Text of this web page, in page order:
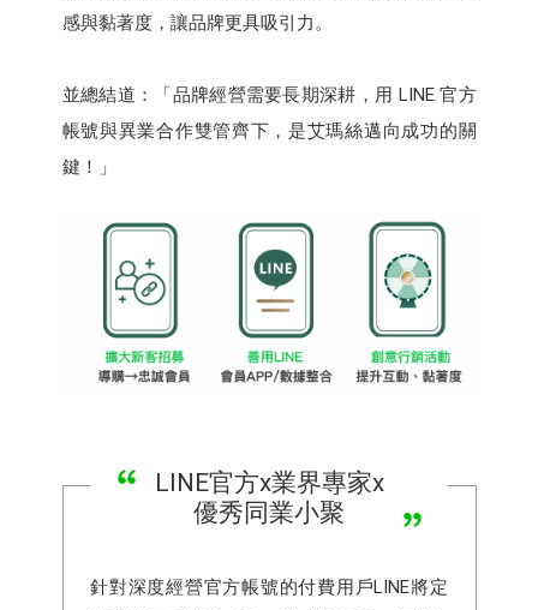
感與黏著度，讓品牌更具吸引力。
並總結道：「品牌經營需要長期深耕，用 LINE 官方
帳號與異業合作雙管齊下，是艾瑪絲邁向成功的關
鍵！」
LINE官方x業界專家x
優秀同業小聚
針對深度經營官方帳號的付費用戶LINE將定